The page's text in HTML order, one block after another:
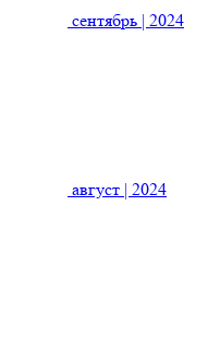
сентябрь | 2024
август | 2024